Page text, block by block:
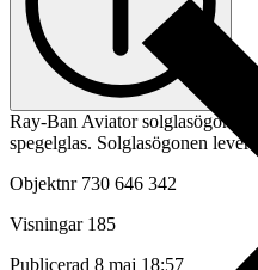
Ray-Ban Aviator solglasögon
spegelglas. Solglasögonen
Objektnr 730 646 342
Visningar 185
Publicerad 8 maj 18:57